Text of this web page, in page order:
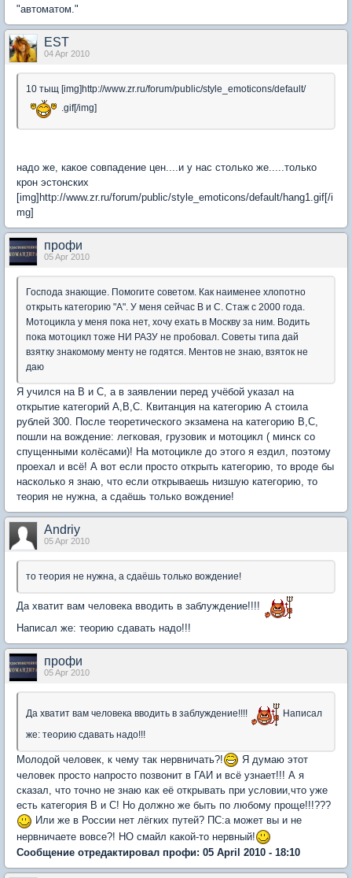
"автоматом."
EST
04 Apr 2010
10 тыщ [img]http://www.zr.ru/forum/public/style_emoticons/default/
.gif[/img]
надо же, какое совпадение цен....и у нас столько же.....только
крон эстонских
[img]http://www.zr.ru/forum/public/style_emoticons/default/hang1.gif[/i
mg]
профи
05 Apr 2010
Господа знающие. Помогите советом. Как наименее хлопотно
открыть категорию "А". У меня сейчас В и С. Стаж с 2000 года.
Мотоцикла у меня пока нет, хочу ехать в Москву за ним. Водить
пока мотоцикл тоже НИ РАЗУ не пробовал. Советы типа дай
взятку знакомому менту не годятся. Ментов не знаю, взяток не
даю
Я учился на В и С, а в заявлении перед учёбой указал на
открытие категорий А,В,С. Квитанция на категорию А стоила
рублей 300. После теоретического экзамена на категорию В,С,
пошли на вождение: легковая, грузовик и мотоцикл ( минск со
спущенными колёсами)! На мотоцикле до этого я ездил, поэтому
проехал и всё! А вот если просто открыть категорию, то вроде бы
насколько я знаю, что если открываешь низшую категорию, то
теория не нужна, а сдаёшь только вождение!
Andriy
05 Apr 2010
то теория не нужна, а сдаёшь только вождение!
Да хватит вам человека вводить в заблуждение!!!!
Написал же: теорию сдавать надо!!!
профи
05 Apr 2010
Да хватит вам человека вводить в заблуждение!!!!
Написал
же: теорию сдавать надо!!!
Молодой человек, к чему так нервничать?!
Я думаю этот
человек просто напросто позвонит в ГАИ и всё узнает!!! А я
сказал, что точно не знаю как её открывать при условии,что уже
есть категория В и С! Но должно же быть по любому проще!!!???
Или же в России нет лёгких путей? ПС:а может вы и не
нервничаете вовсе?! НО смайл какой-то нервный!
Сообщение отредактировал профи: 05 April 2010 - 18:10